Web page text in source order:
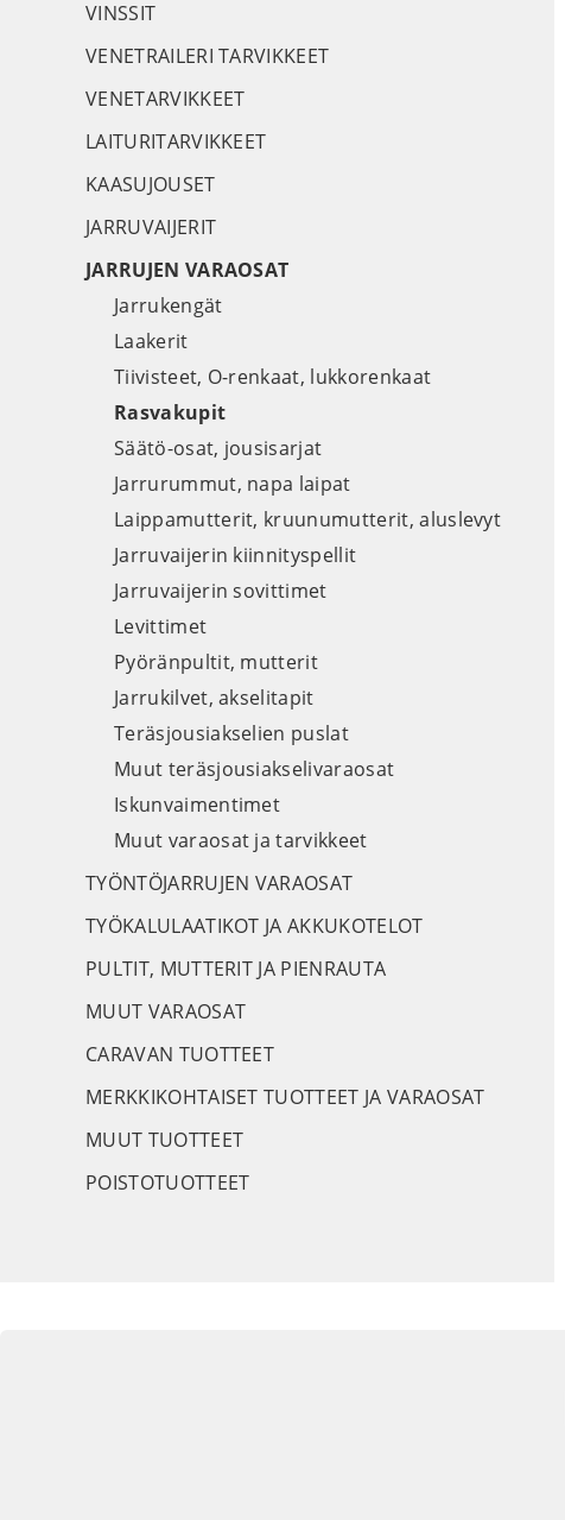
VINSSIT
VENETRAILERI TARVIKKEET
VENETARVIKKEET
LAITURITARVIKKEET
KAASUJOUSET
JARRUVAIJERIT
JARRUJEN VARAOSAT
Jarrukengät
Laakerit
Tiivisteet, O-renkaat, lukkorenkaat
Rasvakupit
Säätö-osat, jousisarjat
Jarrurummut, napa laipat
Laippamutterit, kruunumutterit, aluslevyt
Jarruvaijerin kiinnityspellit
Jarruvaijerin sovittimet
Levittimet
Pyöränpultit, mutterit
Jarrukilvet, akselitapit
Teräsjousiakselien puslat
Muut teräsjousiakselivaraosat
Iskunvaimentimet
Muut varaosat ja tarvikkeet
TYÖNTÖJARRUJEN VARAOSAT
TYÖKALULAATIKOT JA AKKUKOTELOT
PULTIT, MUTTERIT JA PIENRAUTA
MUUT VARAOSAT
CARAVAN TUOTTEET
MERKKIKOHTAISET TUOTTEET JA VARAOSAT
MUUT TUOTTEET
POISTOTUOTTEET